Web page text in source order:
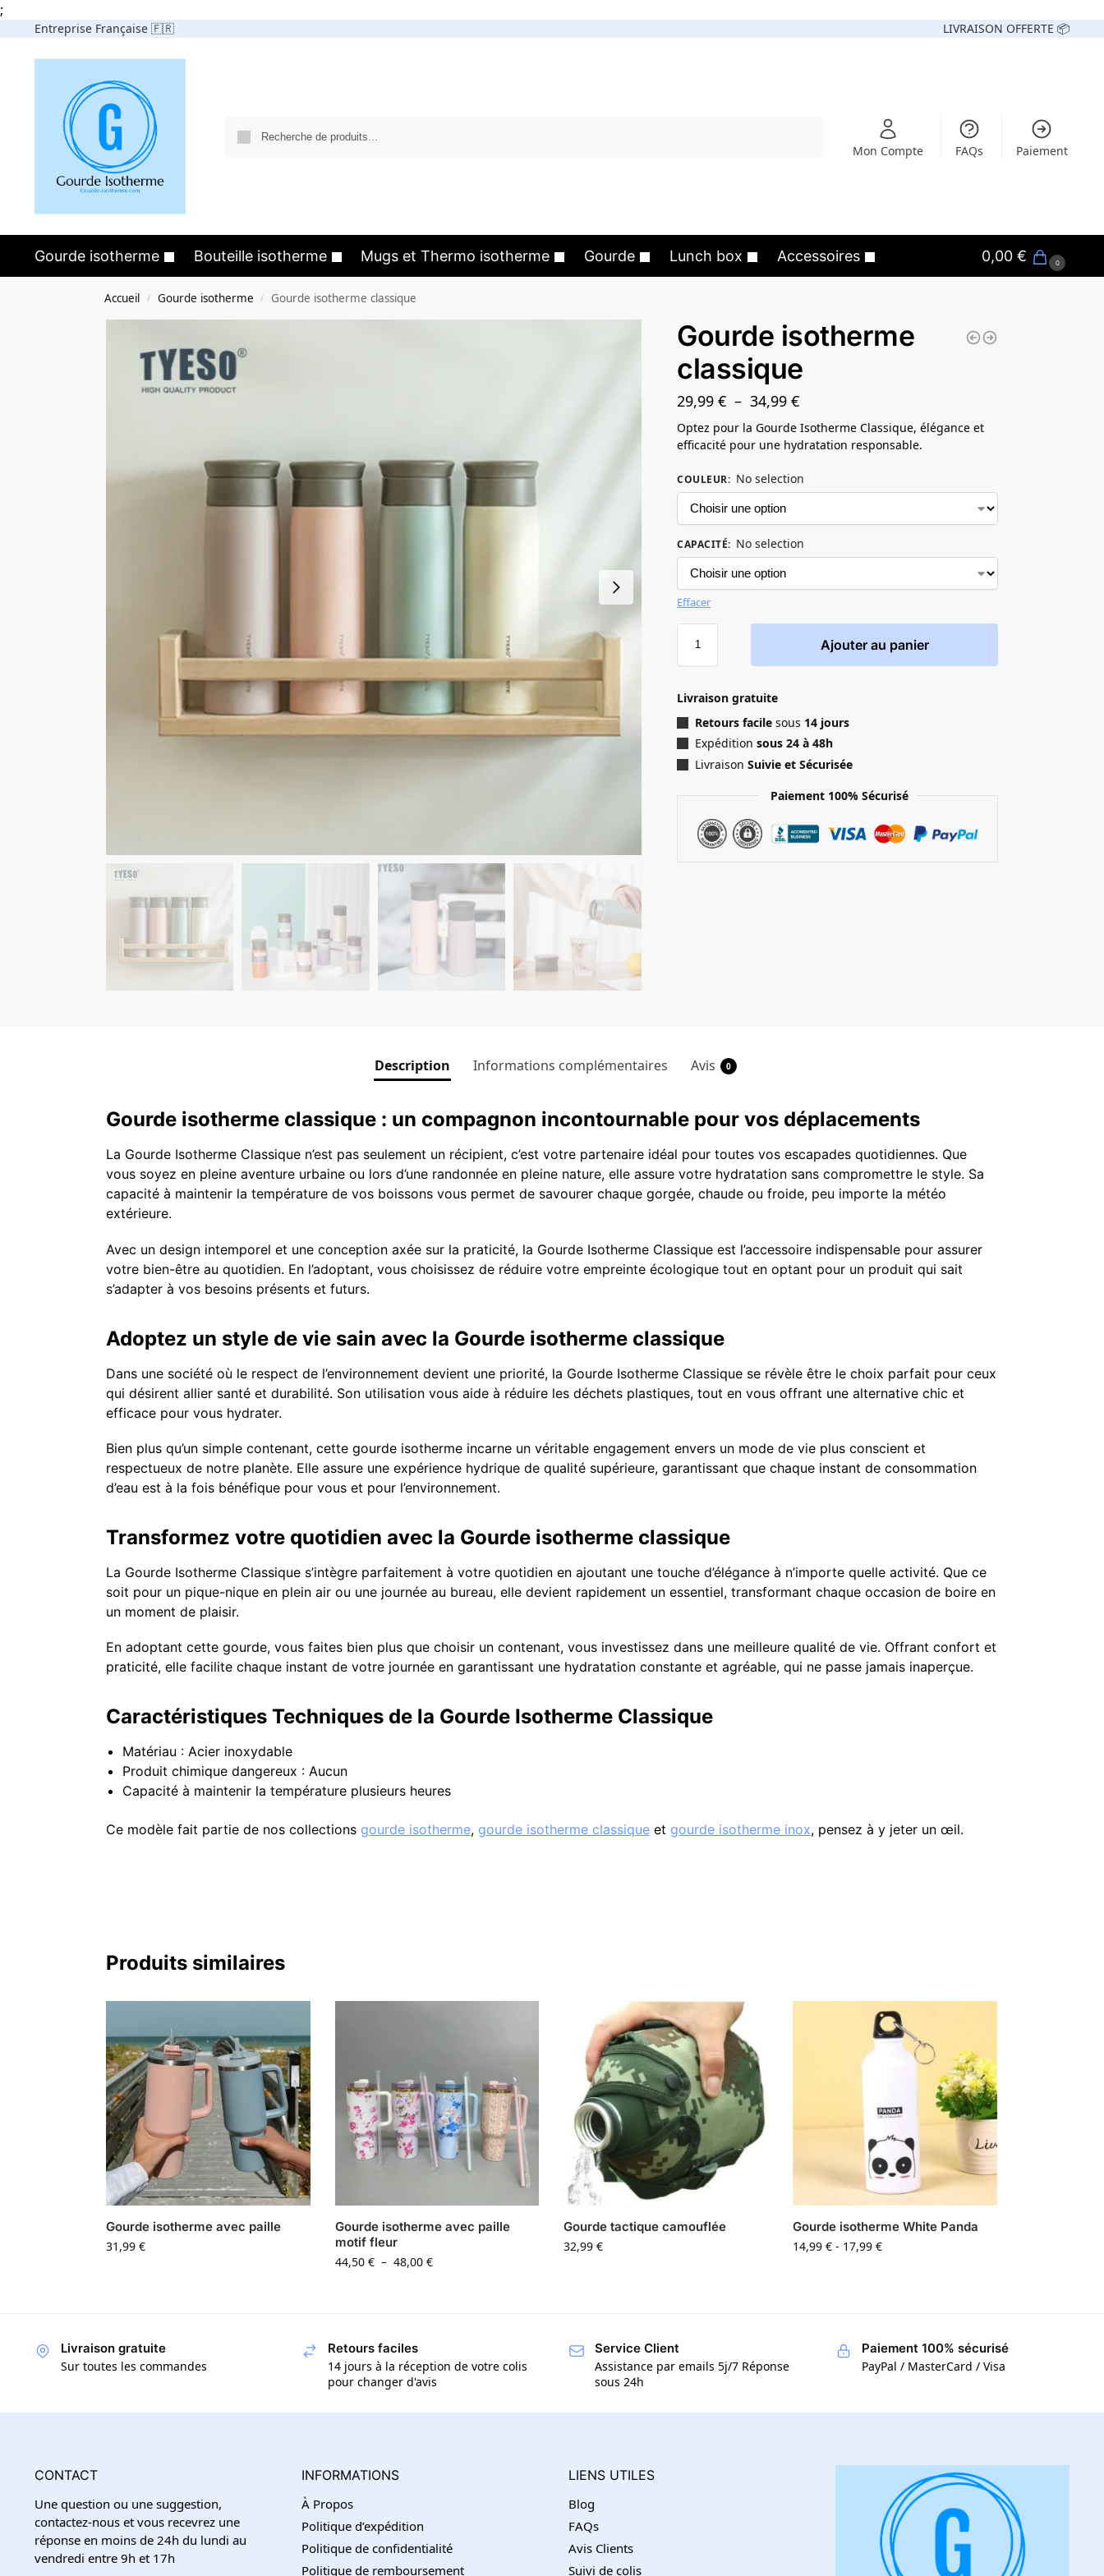
;
Entreprise Française 🇫🇷 LIVRAISON OFFERTE 📦
Mon Compte FAQs Paiement
Gourde isotherme Bouteille isotherme Mugs et Thermo isotherme Gourde Lunch box Accessoires 0,00€ 0
Accueil / Gourde isotherme / Gourde isotherme classique
Gourde isotherme
classique
29,99€ – 34,99€
Optez pour la Gourde Isotherme Classique, élégance et
efficacité pour une hydratation responsable.
COULEUR: No selection
CAPACITÉ: No selection
Effacer
Ajouter au panier
Livraison gratuite
Retours facile sous 14 jours
Expédition sous 24 à 48h
LivraisonSuivie et Sécurisée
Paiement 100% Sécurisé
Description Informations complémentaires Avis 0
Gourde isotherme classique : un compagnon incontournable pour vos déplacements
La Gourde Isotherme Classique n’est pas seulement un récipient, c’est votre partenaire idéal pour toutes vos escapades quotidiennes. Que
vous soyez en pleine aventure urbaine ou lors d’une randonnée en pleine nature, elle assure votre hydratation sans compromettre le style. Sa
capacité à maintenir la température de vos boissons vous permet de savourer chaque gorgée, chaude ou froide, peu importe la météo
extérieure.
Avec un design intemporel et une conception axée sur la praticité, la Gourde Isotherme Classique est l’accessoire indispensable pour assurer
votre bien-être au quotidien. En l’adoptant, vous choisissez de réduire votre empreinte écologique tout en optant pour un produit qui sait
s’adapter à vos besoins présents et futurs.
Adoptez un style de vie sain avec la Gourde isotherme classique
Dans une société où le respect de l’environnement devient une priorité, la Gourde Isotherme Classique se révèle être le choix parfait pour ceux
qui désirent allier santé et durabilité. Son utilisation vous aide à réduire les déchets plastiques, tout en vous offrant une alternative chic et
efficace pour vous hydrater.
Bien plus qu’un simple contenant, cette gourde isotherme incarne un véritable engagement envers un mode de vie plus conscient et
respectueux de notre planète. Elle assure une expérience hydrique de qualité supérieure, garantissant que chaque instant de consommation
d’eau est à la fois bénéfique pour vous et pour l’environnement.
Transformez votre quotidien avec la Gourde isotherme classique
La Gourde Isotherme Classique s’intègre parfaitement à votre quotidien en ajoutant une touche d’élégance à n’importe quelle activité. Que ce
soit pour un pique-nique en plein air ou une journée au bureau, elle devient rapidement un essentiel, transformant chaque occasion de boire en
un moment de plaisir.
En adoptant cette gourde, vous faites bien plus que choisir un contenant, vous investissez dans une meilleure qualité de vie. Offrant confort et
praticité, elle facilite chaque instant de votre journée en garantissant une hydratation constante et agréable, qui ne passe jamais inaperçue.
Caractéristiques Techniques de la Gourde Isotherme Classique
Matériau : Acier inoxydable
Produit chimique dangereux : Aucun
Capacité à maintenir la température plusieurs heures
Ce modèle fait partie de nos collections gourde isotherme, gourde isotherme classiqueet gourde isotherme inox, pensez à y jeter un œil.
Produits similaires
Gourde isotherme avec paille
31,99 €
Gourde isotherme avec paille
motif fleur
44,50 € – 48,00 €
Gourde tactique camouflée
32,99€
Gourde isotherme White Panda
14,99€ - 17,99€
Livraison gratuite
Sur toutes les commandes
Retours faciles
14 jours à la réception de votre colis
pour changer d'avis
Service Client
Assistance par emails 5j/7 Réponse
sous 24h
Paiement 100% sécurisé
PayPal / MasterCard / Visa
CONTACT
Une question ou une suggestion,
contactez-nous et vous recevrez une
réponse en moins de 24h du lundi au
vendredi entre 9h et 17h
INFORMATIONS
À Propos
Politique d’expédition
Politique de confidentialité
Politique de remboursement
LIENS UTILES
Blog
FAQs
Avis Clients
Suivi de colis